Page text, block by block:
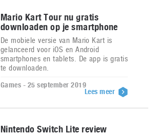
Mario Kart Tour nu gratis
downloaden op je smartphone
De mobiele versie van Mario Kart is
gelanceerd voor iOS en Android
smartphones en tablets. De app is gratis
te downloaden.
Games - 25 september 2019
Lees meer
Nintendo Switch Lite review